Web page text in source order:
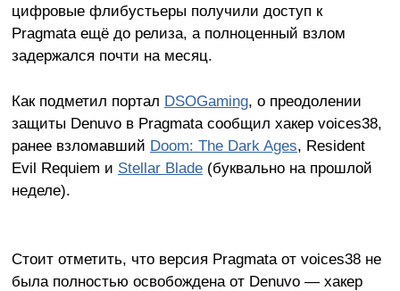
цифровые флибустьеры получили доступ к
Pragmata ещё до релиза, а полноценный взлом
задержался почти на месяц.
Как подметил портал DSOGaming, о преодолении
защиты Denuvo в Pragmata сообщил хакер voices38,
ранее взломавший Doom: The Dark Ages, Resident
Evil Requiem и Stellar Blade(буквально на прошлой
неделе).
Стоит отметить, что версия Pragmata от voices38 не
была полностью освобождена от Denuvo — хакер